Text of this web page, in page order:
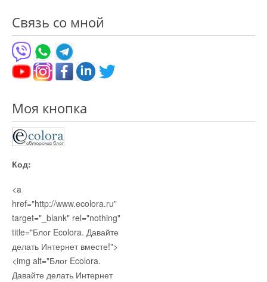
Связь со мной
Моя кнопка
Код:
<a
href="http://www.ecolora.ru"
target="_blank" rel="nothing"
title="Блог Ecolora. Давайте
делать Интернет вместе!">
<img alt="Блог Ecolora.
Давайте делать Интернет